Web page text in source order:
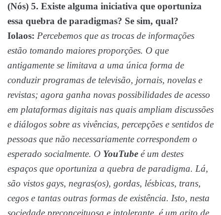
(Nós) 5. Existe alguma iniciativa que oportuniza
essa quebra de paradigmas? Se sim, qual?
Iolaos: Percebemos que as trocas de informações
estão tomando maiores proporções. O que
antigamente se limitava a uma única forma de
conduzir programas de televisão, jornais, novelas e
revistas; agora ganha novas possibilidades de acesso
em plataformas digitais nas quais ampliam discussões
e diálogos sobre as vivências, percepções e sentidos de
pessoas que não necessariamente correspondem o
esperado socialmente. O YouTube é um destes
espaços que oportuniza a quebra de paradigma. Lá,
são vistos gays, negras(os), gordas, lésbicas, trans,
cegos e tantas outras formas de existência. Isto, nesta
sociedade preconceituosa e intolerante, é um grito de